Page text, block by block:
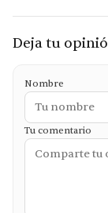
Deja tu
Nombre
Tu comentario